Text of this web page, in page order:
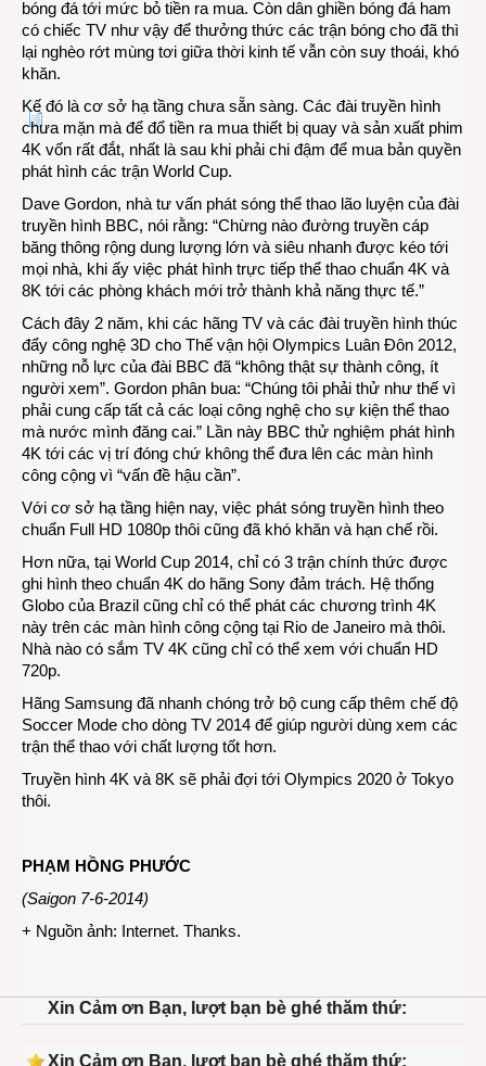
bóng đá tới mức bỏ tiền ra mua. Còn dân ghiền bóng đá ham
có chiếc TV như vậy để thưởng thức các trận bóng cho đã thì
lại nghèo rớt mùng tơi giữa thời kinh tế vẫn còn suy thoái, khó
khăn.
Kế đó là cơ sở hạ tầng chưa sẵn sàng. Các đài truyền hình
chưa mặn mà để đổ tiền ra mua thiết bị quay và sản xuất phim
4K vốn rất đắt, nhất là sau khi phải chi đậm để mua bản quyền
phát hình các trận World Cup.
Dave Gordon, nhà tư vấn phát sóng thể thao lão luyện của đài
truyền hình BBC, nói rằng: “Chừng nào đường truyền cáp
băng thông rộng dung lượng lớn và siêu nhanh được kéo tới
mọi nhà, khi ấy việc phát hình trực tiếp thể thao chuẩn 4K và
8K tới các phòng khách mới trở thành khả năng thực tế.”
Cách đây 2 năm, khi các hãng TV và các đài truyền hình thúc
đẩy công nghệ 3D cho Thế vận hội Olympics Luân Đôn 2012,
những nỗ lực của đài BBC đã “không thật sự thành công, ít
người xem”. Gordon phân bua: “Chúng tôi phải thử như thế vì
phải cung cấp tất cả các loại công nghệ cho sự kiện thể thao
mà nước mình đăng cai.” Lần này BBC thử nghiệm phát hình
4K tới các vị trí đóng chứ không thể đưa lên các màn hình
công cộng vì “vấn đề hậu cần”.
Với cơ sở hạ tầng hiện nay, việc phát sóng truyền hình theo
chuẩn Full HD 1080p thôi cũng đã khó khăn và hạn chế rồi.
Hơn nữa, tại World Cup 2014, chỉ có 3 trận chính thức được
ghi hình theo chuẩn 4K do hãng Sony đảm trách. Hệ thống
Globo của Brazil cũng chỉ có thể phát các chương trình 4K
này trên các màn hình công cộng tại Rio de Janeiro mà thôi.
Nhà nào có sắm TV 4K cũng chỉ có thể xem với chuẩn HD
720p.
Hãng Samsung đã nhanh chóng trở bộ cung cấp thêm chế độ
Soccer Mode cho dòng TV 2014 để giúp người dùng xem các
trận thể thao với chất lượng tốt hơn.
Truyền hình 4K và 8K sẽ phải đợi tới Olympics 2020 ở Tokyo
thôi.
PHẠM HỒNG PHƯỚC
(Saigon 7-6-2014)
+ Nguồn ảnh: Internet. Thanks.
Xin Cảm ơn Bạn, lượt bạn bè ghé thăm thứ:
Xin Cảm ơn Bạn, lượt bạn bè ghé thăm thứ: